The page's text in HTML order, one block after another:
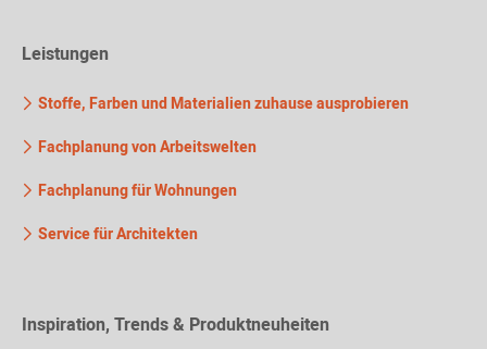
Leistungen
Stoffe, Farben und Materialien zuhause ausprobieren
Fachplanung von Arbeitswelten
Fachplanung für Wohnungen
Service für Architekten
Inspiration, Trends & Produktneuheiten